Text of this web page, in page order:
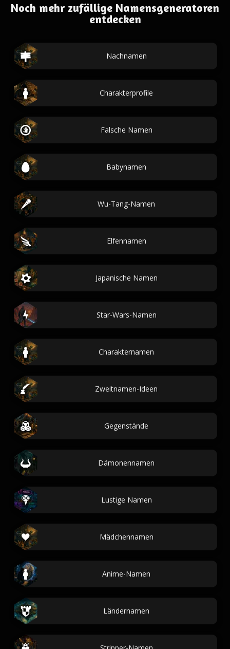
Noch mehr zufällige Namensgeneratoren
entdecken
Nachnamen
Charakterprofile
Falsche Namen
Babynamen
Wu-Tang-Namen
Elfennamen
Japanische Namen
Star-Wars-Namen
Charakternamen
Zweitnamen-Ideen
Gegenstände
Dämonennamen
Lustige Namen
Mädchennamen
Anime-Namen
Ländernamen